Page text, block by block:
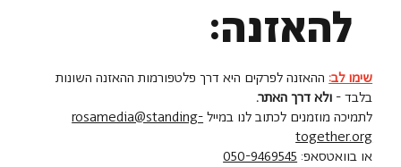
להאזנה:
שימו לב: ההאזנה לפרקים היא דרך פלטפורמות ההאזנה השונות
בלבד - ולא דרך האתר.
לתמיכה מוזמנים לכתוב לנו במיילrosamedia@standing-
together.org
או בוואטסאפ: 050-9469545